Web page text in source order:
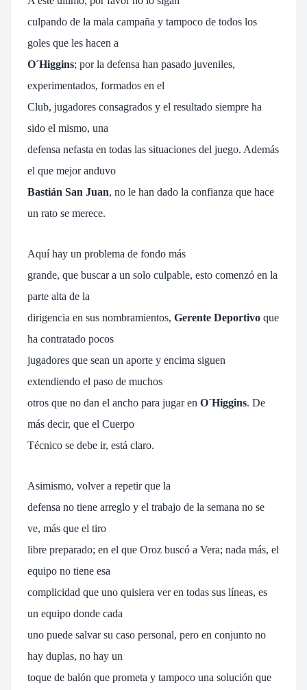
culpando de la mala campaña y tampoco de todos los
goles que les hacen a
O´Higgins; por la defensa han pasado juveniles,
experimentados, formados en el
Club, jugadores consagrados y el resultado siempre ha
sido el mismo, una
defensa nefasta en todas las situaciones del juego. Además
el que mejor anduvo
Bastián San Juan, no le han dado la confianza que hace
un rato se merece.
Aquí hay un problema de fondo más
grande, que buscar a un solo culpable, esto comenzó en la
parte alta de la
dirigencia en sus nombramientos, Gerente Deportivo que
ha contratado pocos
jugadores que sean un aporte y encima siguen
extendiendo el paso de muchos
otros que no dan el ancho para jugar en O´Higgins. De
más decir, que el Cuerpo
Técnico se debe ir, está claro.
Asimismo, volver a repetir que la
defensa no tiene arreglo y el trabajo de la semana no se
ve, más que el tiro
libre preparado; en el que Oroz buscó a Vera; nada más, el
equipo no tiene esa
complicidad que uno quisiera ver en todas sus líneas, es
un equipo donde cada
uno puede salvar su caso personal, pero en conjunto no
hay duplas, no hay un
toque de balón que prometa y tampoco una solución que